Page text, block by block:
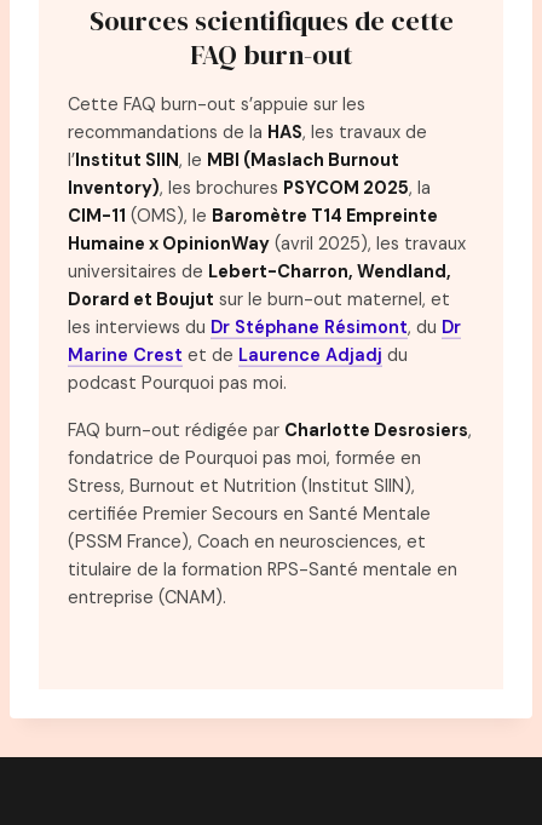
Sources scientifiques de cette
FAQ burn-out
Cette FAQ burn-out s’appuie sur les
recommandations de la HAS, les travaux de
l’Institut SIIN, le MBI (Maslach Burnout
Inventory), les brochures PSYCOM 2025, la
CIM-11 (OMS), le Baromètre T14 Empreinte
Humaine x OpinionWay (avril 2025), les travaux
universitaires de Lebert-Charron, Wendland,
Dorard et Boujut sur le burn-out maternel, et
les interviews du Dr Stéphane Résimont, du Dr
Marine Crest et de Laurence Adjadj du
podcast Pourquoi pas moi.
FAQ burn-out rédigée par Charlotte Desrosiers,
fondatrice de Pourquoi pas moi, formée en
Stress, Burnout et Nutrition (Institut SIIN),
certifiée Premier Secours en Santé Mentale
(PSSM France), Coach en neurosciences, et
titulaire de la formation RPS-Santé mentale en
entreprise (CNAM).